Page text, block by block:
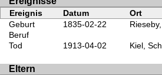
Ereignis Datum Ort
Geburt
1835-02-22
Beruf
Tod
1913-04-02 Kiel,
Eltern